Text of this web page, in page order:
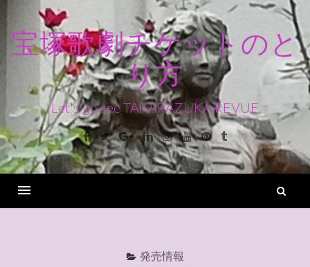
ン
ス
キ
ッ
宝塚歌劇チケットのと
り方
Let's go see TAKARAZUKA REVUE
Facebook
TwitterGoogle+LinkedinInstagram
YoutubePinterest
Tumblr
発売情報